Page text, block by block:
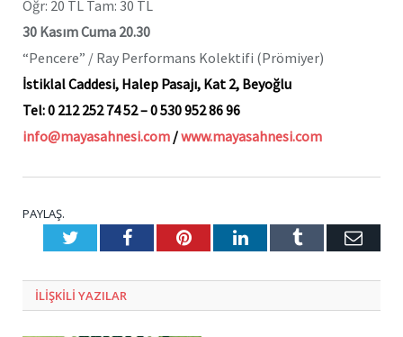
Öğr: 20 TL Tam: 30 TL
30 Kasım Cuma 20.30
“Pencere” / Ray Performans Kolektifi (Prömiyer)
İstiklal Caddesi, Halep Pasajı, Kat 2, Beyoğlu
Tel: 0 212 252 74 52– 0 530 952 86 96
info@mayasahnesi.com /www.mayasahnesi.com
PAYLAŞ.
TwitterFacebookPinterestLinkedInTumblr E-
ILIŞKILI YAZILAR